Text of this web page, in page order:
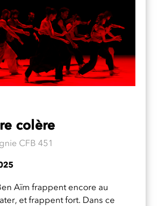
colère
CFB 451
Aïm frappent encore au
et frappent fort. Dans ce